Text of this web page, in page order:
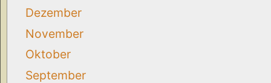
Dezember
November
Oktober
September